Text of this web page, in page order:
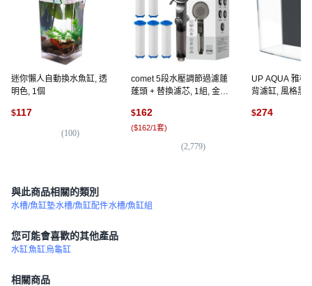
迷你懶人自動換水魚缸, 透
明色, 1個
$117
(100)
comet 5段水壓調節過濾蓮
蓬頭 + 替換濾芯, 1組, 金屬
$162
($162/1套)
(2,779)
UP AQUA 雅柏
背濾缸, 風格黑,
$274
與此商品相關的類別
水槽/魚缸墊水槽/魚缸配件水槽/魚缸組
您可能會喜歡的其他產品
水缸魚缸烏龜缸
相關商品